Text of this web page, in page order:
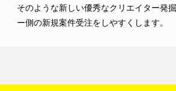
そのような新しい優秀なクリエイター発
ー側の新規案件受注をしやすくします。